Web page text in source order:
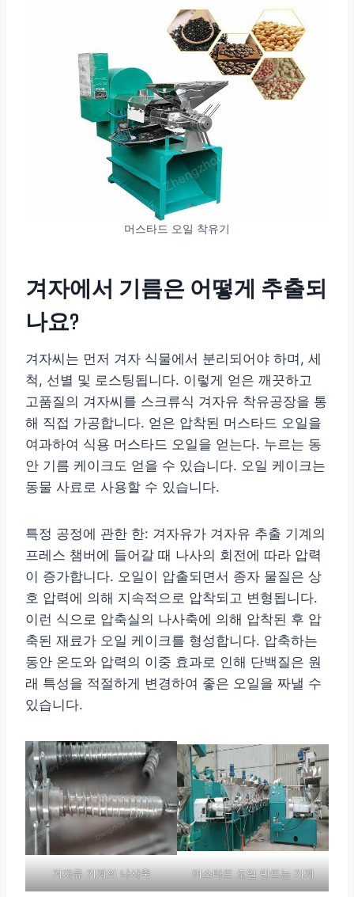
머스타드 오일 착유기
겨자에서 기름은 어떻게 추출되
나요?
겨자씨는 먼저 겨자 식물에서 분리되어야 하며, 세
척, 선별 및 로스팅됩니다. 이렇게 얻은 깨끗하고
고품질의 겨자씨를 스크류식 겨자유 착유공장을 통
해 직접 가공합니다. 얻은 압착된 머스타드 오일을
여과하여 식용 머스타드 오일을 얻는다. 누르는 동
안 기름 케이크도 얻을 수 있습니다. 오일 케이크는
동물 사료로 사용할 수 있습니다.
특정 공정에 관한 한: 겨자유가 겨자유 추출 기계의
프레스 챔버에 들어갈 때 나사의 회전에 따라 압력
이 증가합니다. 오일이 압출되면서 종자 물질은 상
호 압력에 의해 지속적으로 압착되고 변형됩니다.
이런 식으로 압축실의 나사축에 의해 압착된 후 압
축된 재료가 오일 케이크를 형성합니다. 압축하는
동안 온도와 압력의 이중 효과로 인해 단백질은 원
래 특성을 적절하게 변경하여 좋은 오일을 짜낼 수
있습니다.
겨자유 기계의 나사축 머스타드 오일 만드는 기계